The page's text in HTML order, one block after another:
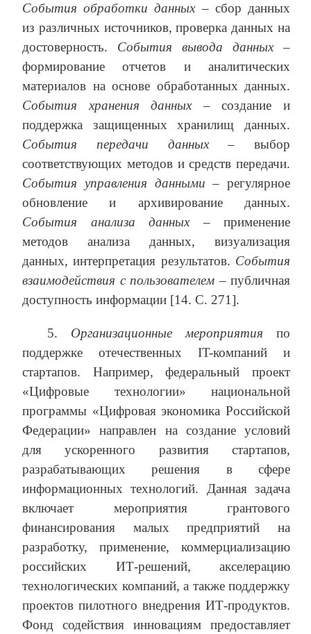
События обработки данных– сбор данных
из различных источников, проверка данных на
достоверность. События вывода данных–
формирование отчетов и аналитических
материалов на основе обработанных данных.
События хранения данных– создание и
поддержка защищенных хранилищ данных.
События передачи данных– выбор
соответствующих методов и средств передачи.
События управления данными – регулярное
обновление и архивирование данных.
События анализа данных– применение
методов анализа данных, визуализация
данных, интерпретация результатов. События
взаимодействия с пользователем – публичная
доступность информации [14. С. 271].
5. Организационные мероприятия по
поддержке отечественных IT-компаний и
стартапов. Например, федеральный проект
«Цифровые технологии» национальной
программы «Цифровая экономика Российской
Федерации» направлен на создание условий
для ускоренного развития стартапов,
разрабатывающих решения в сфере
информационных технологий. Данная задача
включает мероприятия грантового
финансирования малых предприятий на
разработку, применение, коммерциализацию
российских ИТ-решений, акселерацию
технологических компаний, а также поддержку
проектов пилотного внедрения ИТ-продуктов.
Фонд содействия инновациям предоставляет